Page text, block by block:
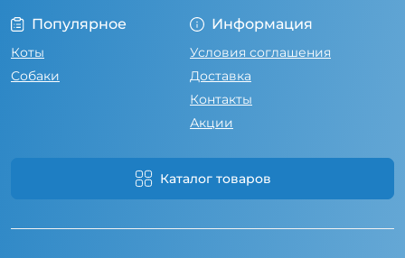
Популярное
Коты
Собаки
Информация
Условия соглашения
Доставка
Контакты
Акции
Каталог товаров